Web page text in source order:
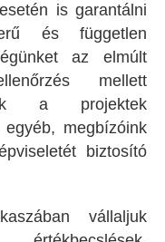
is garantálni
és független
az elmúlt
mellett
a projektek
egyéb, megbízóink
biztosító
vállaljuk